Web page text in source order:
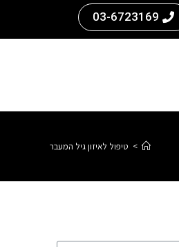
03-6723169
> טיפול לאיזון גיל המעבר